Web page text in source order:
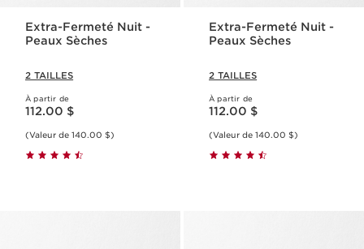
Extra-Fermeté Nuit -
Peaux Sèches
2 TAILLES
À partir de
Nouveau prix 112.00 $
112.00 $
(Valeur de 140.00 $)
Extra-Fermeté Nuit -
Peaux Sèches
2 TAILLES
À partir de
Nouveau prix 112.00 $
112.00 $
(Valeur de 140.00 $)